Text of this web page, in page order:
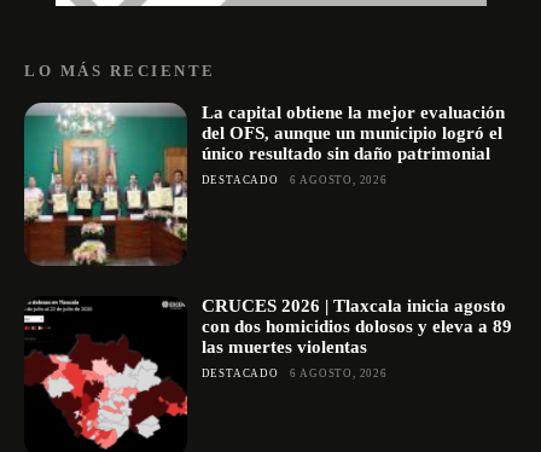
LO MÁS RECIENTE
La capital obtiene la mejor evaluación
del OFS, aunque un municipio logró el
único resultado sin daño patrimonial
DESTACADO 6 AGOSTO, 2026
CRUCES 2026 | Tlaxcala inicia agosto
con dos homicidios dolosos y eleva a 89
las muertes violentas
DESTACADO 6 AGOSTO, 2026